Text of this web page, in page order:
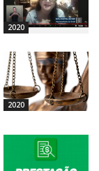
2020
2020